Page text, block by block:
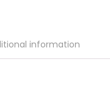
information